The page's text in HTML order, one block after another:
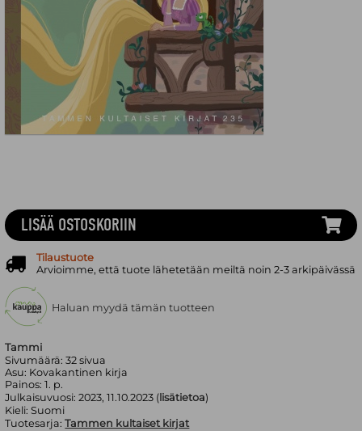
Tammi
Sivumäärä:32 sivua
Asu: Kovakantinen kirja
Painos:1. p.
Julkaisuvuosi:2023, 11.10.2023 ( lisätietoa)
Kieli:Suomi
Tuotesarja: Tammen kultaiset kirjat
LISÄÄ OSTOSKORIIN
Tilaustuote
Arvioimme, että tuote lähetetään meiltä noin 2-3 arkipäivässä
Haluan myydä tämän tuotteen